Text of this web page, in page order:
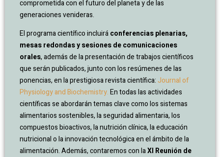
comprometida con el futuro del planeta y de las
generaciones venideras.
El programa científico incluiráconferencias plenarias,
mesas redondas y sesiones de comunicaciones
orales, además de la presentación de trabajos científicos
que serán publicados, junto con los resúmenes de las
ponencias, en la prestigiosa revista científica:Journal of
Physiology and Biochemistry.En todas las actividades
científicas se abordarán temas clave como los sistemas
alimentarios sostenibles, la seguridad alimentaria, los
compuestos bioactivos, la nutrición clínica, la educación
nutricional o la innovación tecnológica en el ámbito de la
alimentación. Además, contaremos con laXI Reunión de